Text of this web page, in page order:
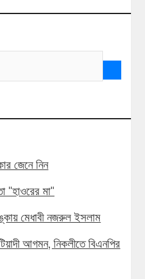
জেনে নিন
"হাওরের মা"
মেধাবী নজরুল ইসলাম
আগমন, নিকলীতে বিএনপির